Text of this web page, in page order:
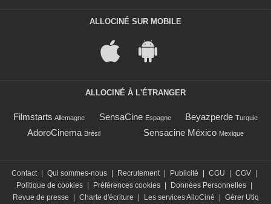
ALLOCINÉ SUR MOBILE
ALLOCINÉ À L'ÉTRANGER
Filmstarts Allemagne SensaCine Espagne Beyazperde Turquie
AdoroCinema Brésil Sensacine México Mexique
Contact | Qui sommes-nous | Recrutement | Publicité | CGU | CGV |
Politique de cookies | Préférences cookies | Données Personnelles |
Revue de presse
| Charte d'écriture | Les services AlloCiné | Gérer Utiq